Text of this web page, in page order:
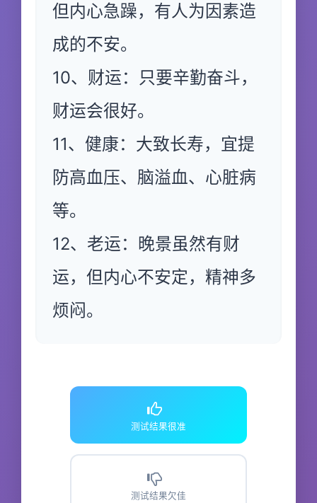
但内心急躁，有人为因素造
成的不安。
10、财运：只要辛勤奋斗，
财运会很好。
11、健康：大致长寿，宜提
防高血压、脑溢血、心脏病
等。
12、老运：晚景虽然有财
运，但内心不安定，精神多
烦闷。
测试结果很准
测试结果欠佳